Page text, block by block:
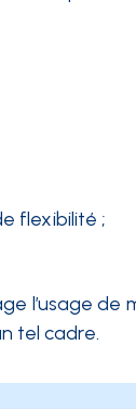
flexibilité ;
l’usage de
tel cadre.